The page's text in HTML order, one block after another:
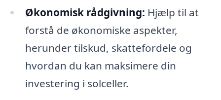
Økonomisk rådgivning: Hjælp til at
forstå de økonomiske aspekter,
herunder tilskud, skattefordele og
hvordan du kan maksimere din
investering i solceller.